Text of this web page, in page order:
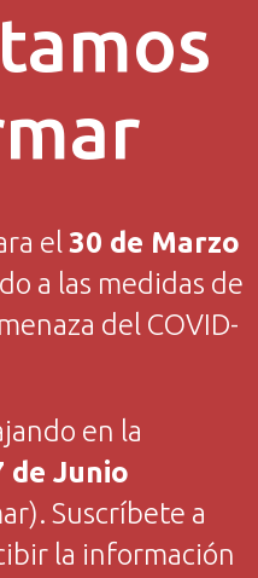
el30 de Marzo
a las medidas de
del COVID-
en la
de Junio
Suscríbete a
la información